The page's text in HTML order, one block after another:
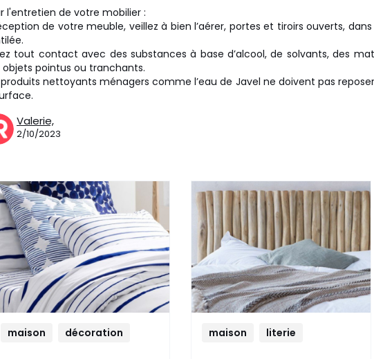
l'entretien de votre mobilier :
de votre meuble, veillez à bien l’aérer, portes et tiroirs ouverts,
tout contact avec des substances à base d’alcool, de solvants, des
objets pointus ou tranchants.
produits nettoyants ménagers comme l’eau de Javel ne doivent pas
Valerie,
2/10/2023
maison décoration maison literie